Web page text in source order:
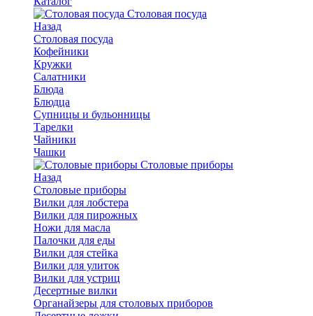
Столовая посуда
Назад
Столовая посуда
Кофейники
Кружки
Салатники
Блюда
Блюдца
Супницы и бульонницы
Тарелки
Чайники
Чашки
Cтоловые приборы
Назад
Cтоловые приборы
Вилки для лобстера
Вилки для пирожных
Ножи для масла
Палочки для еды
Вилки для стейка
Вилки для улиток
Вилки для устриц
Десертные вилки
Органайзеры для столовых приборов